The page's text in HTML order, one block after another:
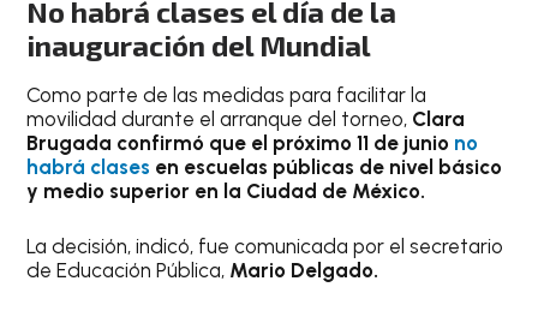
No habrá clases el día de la
inauguración del Mundial
Como parte de las medidas para facilitar la
movilidad durante el arranque del torneo, Clara
Brugada confirmó que el próximo 11 de junio no
habrá clases en escuelas públicas de nivel básico
y medio superior en la Ciudad de México.
La decisión, indicó, fue comunicada por el secretario
de Educación Pública, Mario Delgado.